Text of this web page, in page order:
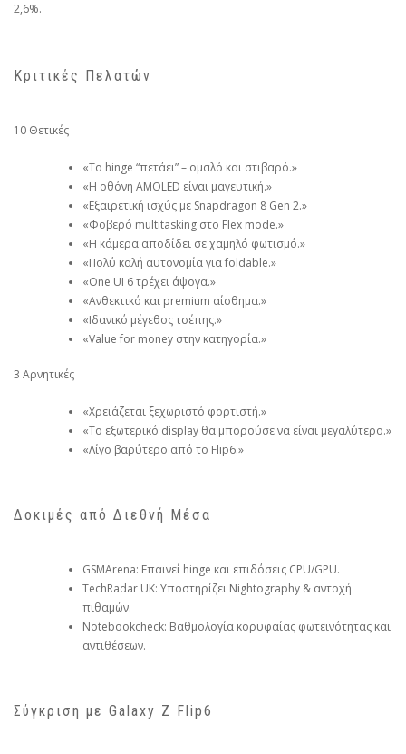
2,6%.
Κριτικές Πελατών
10 Θετικές
«Το hinge “πετάει” – ομαλό και στιβαρό.»
«Η οθόνη AMOLED είναι μαγευτική.»
«Εξαιρετική ισχύς με Snapdragon 8 Gen 2.»
«Φοβερό multitasking στο Flex mode.»
«Η κάμερα αποδίδει σε χαμηλό φωτισμό.»
«Πολύ καλή αυτονομία για foldable.»
«One UI 6 τρέχει άψογα.»
«Ανθεκτικό και premium αίσθημα.»
«Ιδανικό μέγεθος τσέπης.»
«Value for money στην κατηγορία.»
3 Αρνητικές
«Χρειάζεται ξεχωριστό φορτιστή.»
«Το εξωτερικό display θα μπορούσε να είναι μεγαλύτερο.»
«Λίγο βαρύτερο από το Flip6.»
Δοκιμές από Διεθνή Μέσα
GSMArena: Επαινεί hinge και επιδόσεις CPU/GPU.
TechRadar UK: Υποστηρίζει Nightography & αντοχή
πιθαμών.
Notebookcheck: Βαθμολογία κορυφαίας φωτεινότητας και
αντιθέσεων.
Σύγκριση με Galaxy Z Flip6